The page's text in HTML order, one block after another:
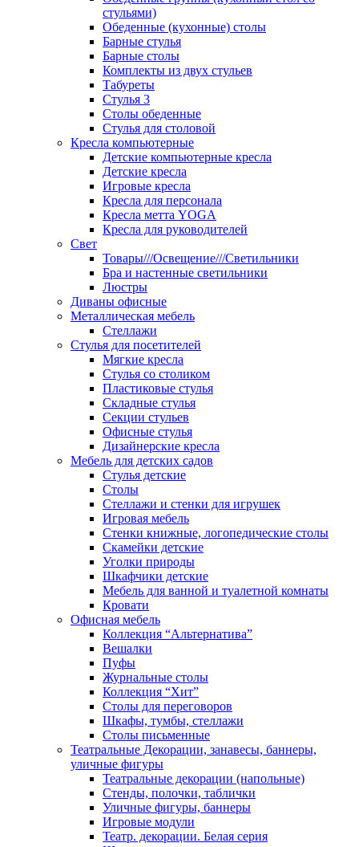
стульями)
Обеденные (кухонные) столы
Барные стулья
Барные столы
Комплекты из двух стульев
Табуреты
Стулья 3
Столы обеденные
Стулья для столовой
Кресла компьютерные
Детские компьютерные кресла
Детские кресла
Игровые кресла
Кресла для персонала
Кресла метта YOGA
Кресла для руководителей
Свет
Товары///Освещение///Светильники
Бра и настенные светильники
Люстры
Диваны офисные
Металлическая мебель
Стеллажи
Стулья для посетителей
Мягкие кресла
Стулья со столиком
Пластиковые стулья
Складные стулья
Секции стульев
Офисные стулья
Дизайнерские кресла
Мебель для детских садов
Стулья детские
Столы
Стеллажи и стенки для игрушек
Игровая мебель
Стенки книжные, логопедические столы
Скамейки детские
Уголки природы
Шкафчики детские
Мебель для ванной и туалетной комнаты
Кровати
Офисная мебель
Коллекция “Альтернатива”
Вешалки
Пуфы
Журнальные столы
Коллекция “Хит”
Столы для переговоров
Шкафы, тумбы, стеллажи
Столы письменные
Театральные Декорации, занавесы, баннеры,
уличные фигуры
Театральные декорации (напольные)
Стенды, полочки, таблички
Уличные фигуры, баннеры
Игровые модули
Театр. декорации. Белая серия